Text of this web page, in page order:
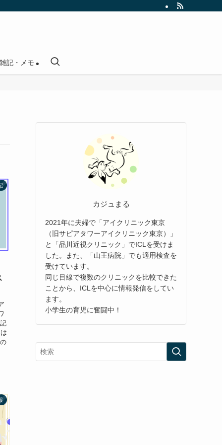
雑記・メモ
カジュまる
2021年に夫婦で「アイクリニック東京
（旧サピアタワーアイクリニック東京）」
と「品川近視クリニック」でICLを受けま
した。また、「山王病院」でも適用検査を
受けています。
同じ目線で複数のクリニックを比較できた
ことから、ICLを中心に情報発信をしてい
ます。
小学生の育児に奮闘中！